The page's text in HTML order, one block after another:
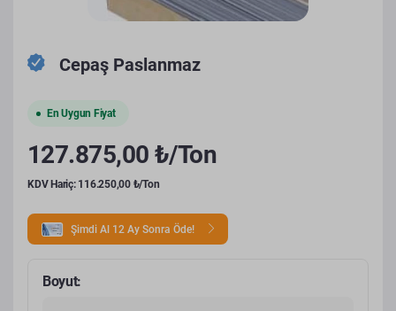
Cepaş Paslanmaz
En Uygun Fiyat
127.875,00 ₺/Ton
KDV Hariç: 116.250,00 ₺/Ton
Şimdi Al 12 Ay Sonra Öde!
Boyut: